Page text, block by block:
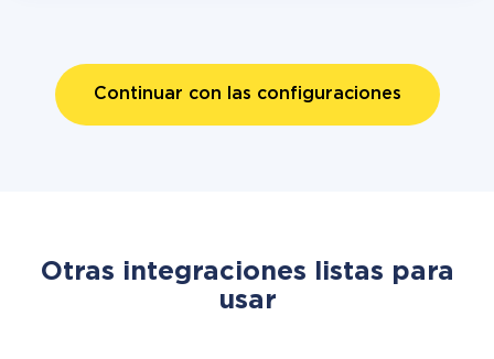
Continuar con las configuraciones
Otras integraciones listas para
usar